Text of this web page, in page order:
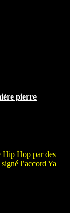
pierre
Hip Hop par des
l’accord Ya